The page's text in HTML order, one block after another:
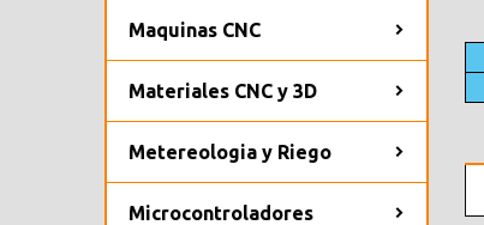
Maquinas CNC
Materiales CNC y 3D
Metereologia y Riego
Microcontroladores